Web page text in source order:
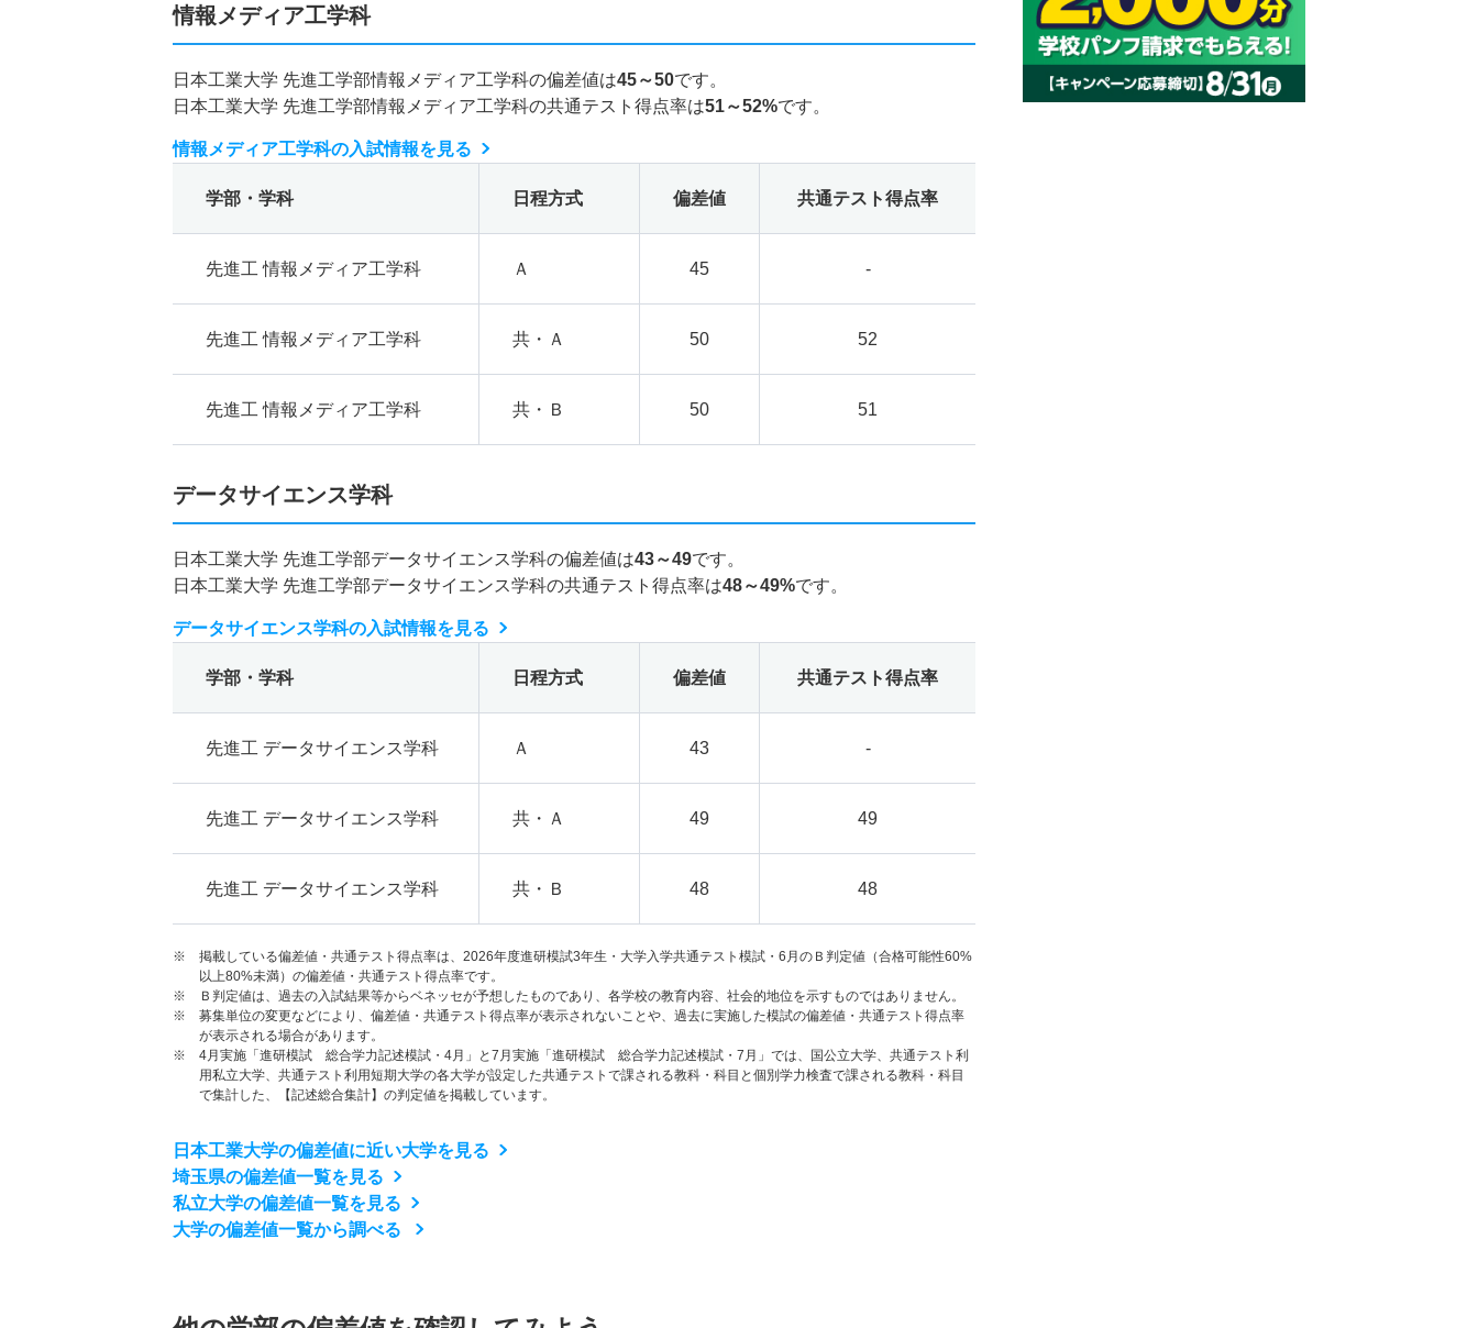
情報メディア工学科
日本工業大学 先進工学部情報メディア工学科の偏差値は45～50です。
日本工業大学 先進工学部情報メディア工学科の共通テスト得点率は51～52%です。
情報メディア工学科の入試情報を見る
学部・学科 日程方式 偏差値 共通テスト得点率
先進工 情報メディア工学科 Ａ 45 -
先進工 情報メディア工学科 共・Ａ 50 52
先進工 情報メディア工学科 共・Ｂ 50 51
データサイエンス学科
日本工業大学 先進工学部データサイエンス学科の偏差値は43～49です。
日本工業大学 先進工学部データサイエンス学科の共通テスト得点率は48～49%です。
データサイエンス学科の入試情報を見る
学部・学科 日程方式 偏差値 共通テスト得点率
先進工 データサイエンス学科 Ａ 43 -
先進工 データサイエンス学科 共・Ａ 49 49
先進工 データサイエンス学科 共・Ｂ 48 48
※ 掲載している偏差値・共通テスト得点率は、2026年度進研模試3年生・大学入学共通テスト模試・6月のＢ判定値（合格可能性60%
以上80%未満）の偏差値・共通テスト得点率です。
※ Ｂ判定値は、過去の入試結果等からベネッセが予想したものであり、各学校の教育内容、社会的地位を示すものではありません。
※ 募集単位の変更などにより、偏差値・共通テスト得点率が表示されないことや、過去に実施した模試の偏差値・共通テスト得点率
が表示される場合があります。
※ 4月実施「進研模試 総合学力記述模試・4月」と7月実施「進研模試 総合学力記述模試・7月」では、国公立大学、共通テスト利
用私立大学、共通テスト利用短期大学の各大学が設定した共通テストで課される教科・科目と個別学力検査で課される教科・科目
で集計した、【記述総合集計】の判定値を掲載しています。
日本工業大学の偏差値に近い大学を見る
埼玉県の偏差値一覧を見る
私立大学の偏差値一覧を見る
大学の偏差値一覧から調べる